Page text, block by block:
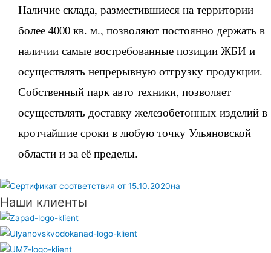
Наличие склада, разместившиеся на территории
более 4000 кв. м., позволяют постоянно держать в
наличии самые востребованные позиции ЖБИ и
осуществлять непрерывную отгрузку продукции.
Собственный парк авто техники, позволяет
осуществлять доставку железобетонных изделий в
кротчайшие сроки в любую точку Ульяновской
области и за её пределы.
Наши клиенты